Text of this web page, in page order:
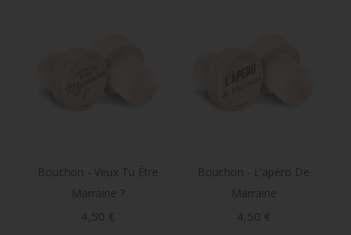
Bouchon - Veux Tu Être
Marraine ?
Prix
4,50 €
Bouchon - L’apéro De
Marraine
Prix
4,50 €